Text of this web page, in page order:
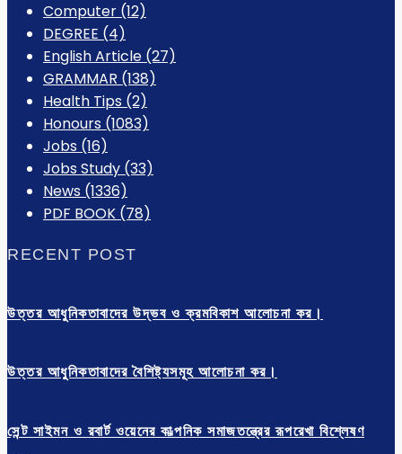
Computer (12)
DEGREE (4)
English Article (27)
GRAMMAR (138)
Health Tips (2)
Honours (1083)
Jobs (16)
Jobs Study (33)
News (1336)
PDF BOOK (78)
RECENT POST
উত্তর আধুনিকতাবাদের উদ্ভব ও ক্রমবিকাশ আলোচনা কর।
উত্তর আধুনিকতাবাদের বৈশিষ্ট্যসমূহ আলোচনা কর।
সেন্ট সাইমন ও রবার্ট ওয়েনের কাল্পনিক সমাজতন্ত্রের রূপরেখা বিশ্লেষণ